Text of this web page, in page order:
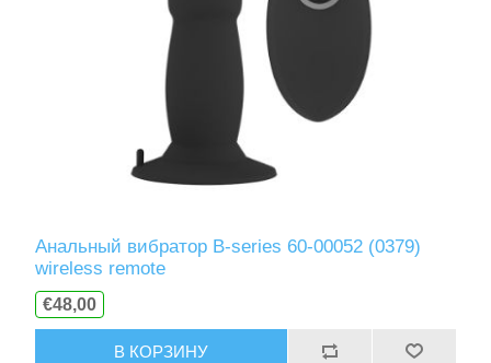
Анальный вибратор B-series 60-00052 (0379)
wireless remote
€48,00
В КОРЗИНУ